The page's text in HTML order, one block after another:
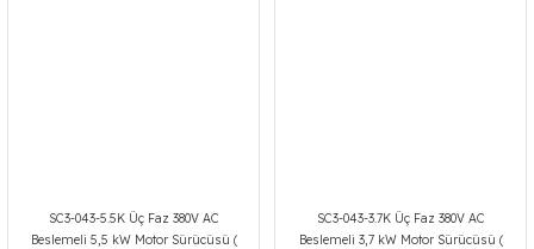
SC3-043-5.5K Üç Faz 380V AC
Beslemeli 5,5 kW Motor Sürücüsü (
SC3-043-3.7K Üç Faz 380V AC
Beslemeli 3,7 kW Motor Sürücüsü (